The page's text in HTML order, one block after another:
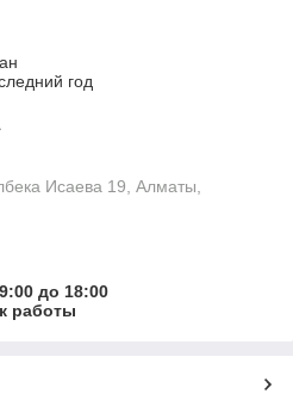
год
Исаева 19, Алматы,
до 18:00
работы